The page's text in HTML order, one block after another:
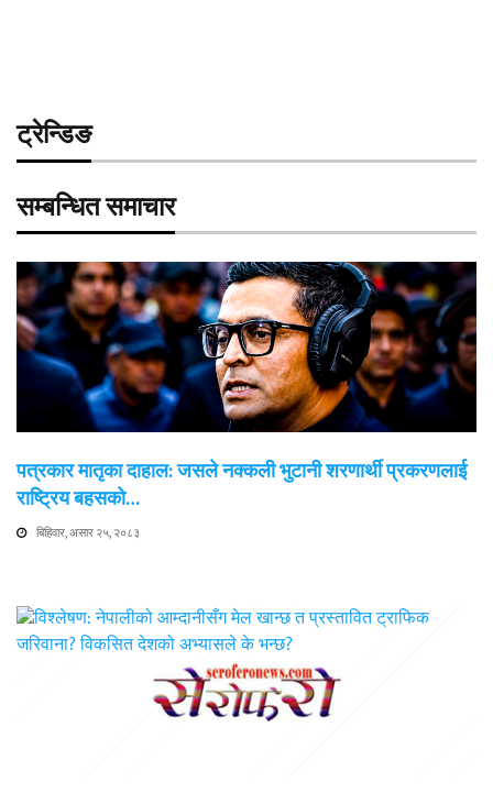
ट्रेन्डिङ
सम्बन्धित समाचार
पत्रकार मातृका दाहाल: जसले नक्कली भुटानी शरणार्थी प्रकरणलाई
राष्ट्रिय बहसको…
बिहिवार, असार २५, २०८३